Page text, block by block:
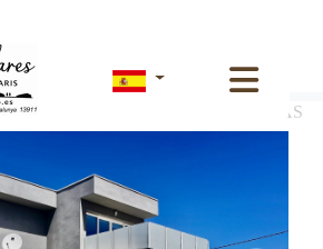
de Mar, URB LAS TRES CALAS